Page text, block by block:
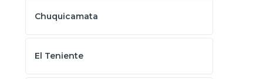
Chuquicamata
El Teniente